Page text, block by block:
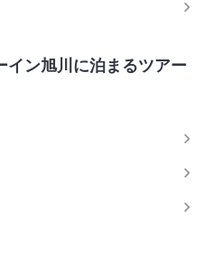
イン旭川に泊まるツアー